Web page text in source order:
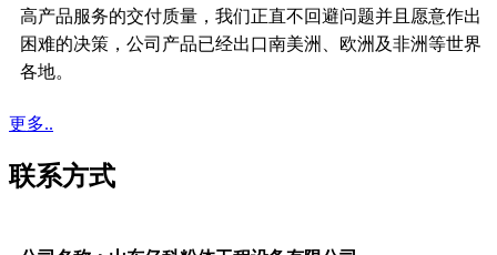
高产品服务的交付质量，我们正直不回避问题并且愿意作出
困难的决策，公司产品已经出口南美洲、欧洲及非洲等世界
各地。
更多..
联系方式